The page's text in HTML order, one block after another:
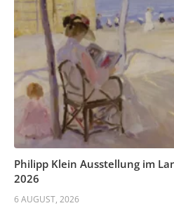
Philipp Klein Ausstellung im
2026
6 AUGUST, 2026